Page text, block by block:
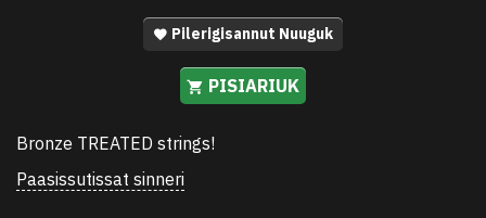
Pilerigisannut Nuuguk
PISIARIUK
Bronze TREATED strings!
Paasissutissat sinneri